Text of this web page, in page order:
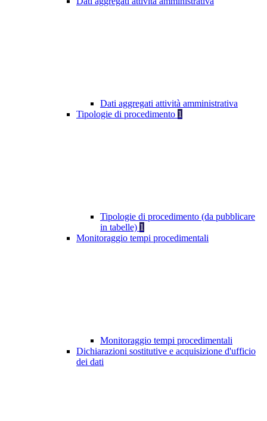
Dati aggregati attività amministrativa
Tipologie di procedimento 1
Tipologie di procedimento (da pubblicare
in tabelle) 1
Monitoraggio tempi procedimentali
Monitoraggio tempi procedimentali
Dichiarazioni sostitutive e acquisizione d'ufficio
dei dati